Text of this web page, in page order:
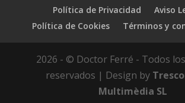
Política de Privacidad
Aviso
Política de Cookies
Términos y
2026 - © Doctor Ferré - Todos
reservados | Design by
Multimèdia SL